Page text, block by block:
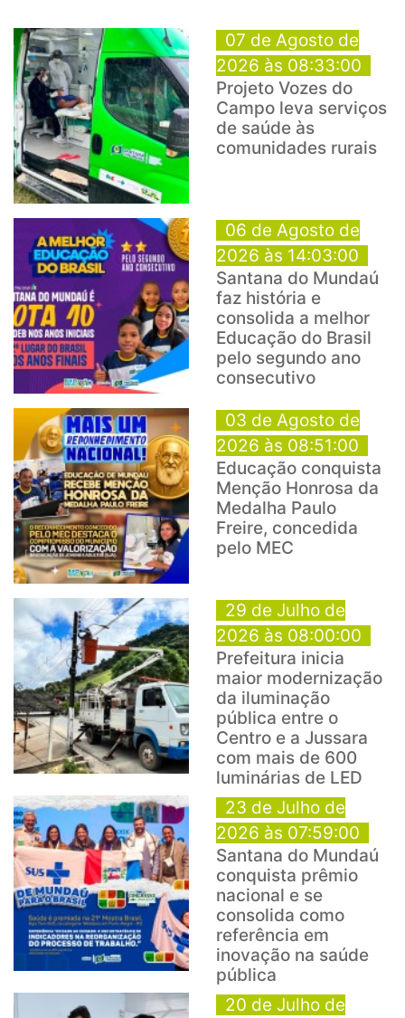
07 de Agosto de
2026 às 08:33:00
Projeto Vozes do
Campo leva serviços
de saúde às
comunidades rurais
06 de Agosto de
2026 às 14:03:00
Santana do Mundaú
faz história e
consolida a melhor
Educação do Brasil
pelo segundo ano
consecutivo
03 de Agosto de
2026 às 08:51:00
Educação conquista
Menção Honrosa da
Medalha Paulo
Freire, concedida
pelo MEC
29 de Julho de
2026 às 08:00:00
Prefeitura inicia
maior modernização
da iluminação
pública entre o
Centro e a Jussara
com mais de 600
luminárias de LED
23 de Julho de
2026 às 07:59:00
Santana do Mundaú
conquista prêmio
nacional e se
consolida como
referência em
inovação na saúde
pública
20 de Julho de